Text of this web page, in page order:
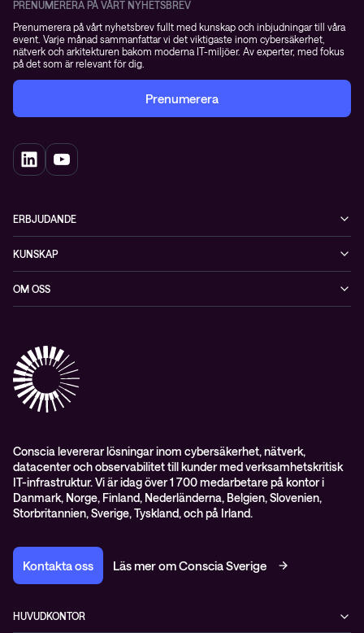
PRENUMERERA PÅ VÅRT NYHETSBREV
Prenumerera på vårt nyhetsbrev fullt med kunskap och inbjudningar till våra
event. Varje månad sammanfattar vi det viktigaste inom cybersäkerhet,
nätverk och arkitekturen bakom moderna IT-miljöer. Av experter, med fokus
på det som är relevant för dig.
Prenumerera
ERBJUDANDE
Datacenter & moln
Nätverk & WiFi
KUNSKAP
Event
Whitepapers & guider
OM OSS
Kontakt
Pressnyheter
Conscia levererar lösningar inom cybersäkerhet, nätverk,
datacenter och observabilitet till kunder med verksamhetskritisk
IT-infrastruktur. Vi är idag över 1 700 medarbetare på kontor i
Danmark, Norge, Finland, Nederländerna, Belgien, Slovenien,
Storbritannien, Sverige, Tyskland, och på Irland.
Kontakta oss Läs mer om Conscia Sverige
HUVUDKONTOR